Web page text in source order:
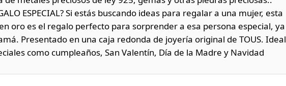
ESPECIAL? Si estás buscando ideas para regalar a una mujer, esta
oro es el regalo perfecto para sorprender a esa persona especial, ya
Presentado en una caja redonda de joyería original de TOUS. Ideal
como cumpleaños, San Valentín, Día de la Madre y Navidad